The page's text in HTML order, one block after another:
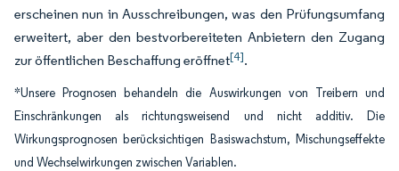
erscheinen nun in Ausschreibungen, was den Prüfungsumfang
erweitert, aber den bestvorbereiteten Anbietern den Zugang
zur öffentlichen Beschaffung eröffnet[4].
*Unsere Prognosen behandeln die Auswirkungen von Treibern und
Einschränkungen als richtungsweisend und nicht additiv. Die
Wirkungsprognosen berücksichtigen Basiswachstum, Mischungseffekte
und Wechselwirkungen zwischen Variablen.